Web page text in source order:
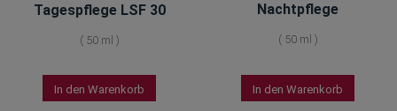
Tagespflege LSF 30
( 50 ml )
In den Warenkorb
Nachtpflege
( 50 ml )
In den Warenkorb